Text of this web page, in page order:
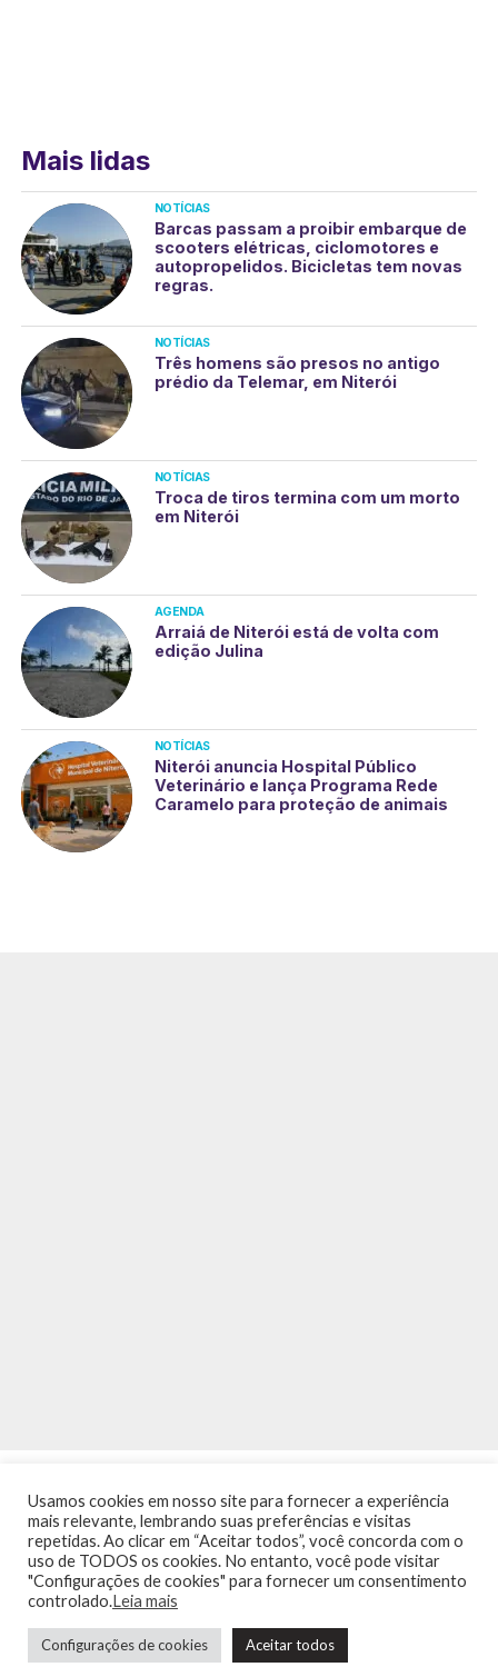
Mais lidas
NOTÍCIAS
Barcas passam a proibir embarque de
scooters elétricas, ciclomotores e
autopropelidos. Bicicletas tem novas
regras.
NOTÍCIAS
Três homens são presos no antigo
prédio da Telemar, em Niterói
NOTÍCIAS
Troca de tiros termina com um morto
em Niterói
AGENDA
Arraiá de Niterói está de volta com
edição Julina
NOTÍCIAS
Niterói anuncia Hospital Público
Veterinário e lança Programa Rede
Caramelo para proteção de animais
INÍCIO NOTÍCIAS AGENDA
TERMOS DE USO / POLÍTICA DE PRIVACIDADE
Usamos cookies em nosso site para fornecer a experiência
mais relevante, lembrando suas preferências e visitas
repetidas. Ao clicar em “Aceitar todos”, você concorda com o
uso de TODOS os cookies. No entanto, você pode visitar
"Configurações de cookies" para fornecer um consentimento
controlado.Leia mais
Configurações de cookies Aceitar todos